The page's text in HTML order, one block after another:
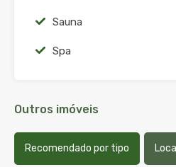
Sauna
Spa
Outros imóveis
Recomendado por tipo